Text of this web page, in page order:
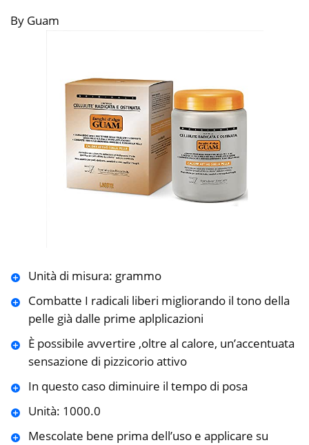
By Guam
Unità di misura: grammo
Combatte I radicali liberi migliorando il tono della
pelle già dalle prime aplplicazioni
È possibile avvertire ,oltre al calore, un’accentuata
sensazione di pizzicorio attivo
In questo caso diminuire il tempo di posa
Unità: 1000.0
Mescolate bene prima dell’uso e applicare su